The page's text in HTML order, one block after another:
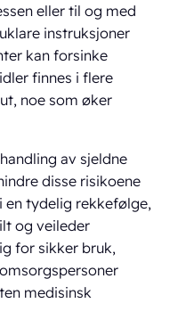
eller til og med
instruksjoner
kan forsinke
finnes i flere
noe som øker
av sjeldne
disse risikoene
en tydelig rekkefølge,
og veileder
for sikker bruk,
medisinsk